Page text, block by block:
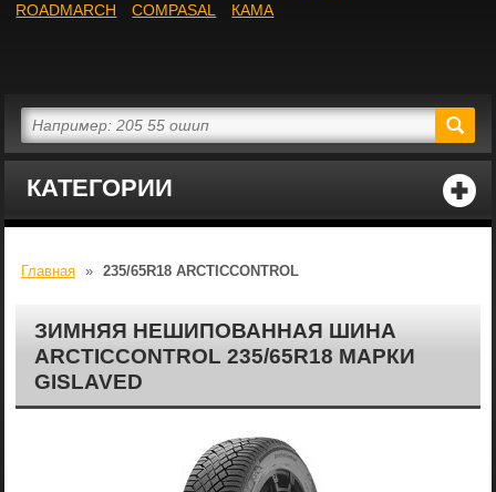
КАТЕГОРИИ
ROADMARCH
COMPASAL КАМА
Главная » 235/65R18 ARCTICCONTROL
ЗИМНЯЯ НЕШИПОВАННАЯ ШИНА
ARCTICCONTROL 235/65R18 МАРКИ
GISLAVED